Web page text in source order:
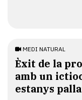
MEDI NATURAL
Èxit de la
amb un
estanys